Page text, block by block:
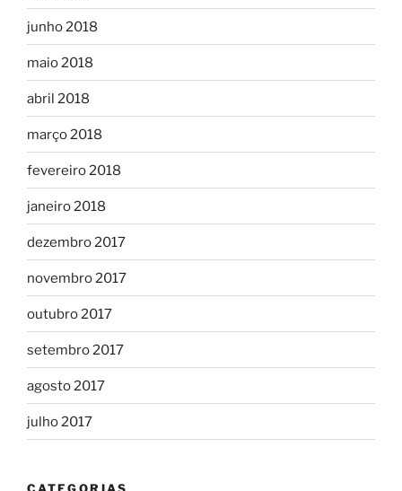
junho 2018
maio 2018
abril 2018
março 2018
fevereiro 2018
janeiro 2018
dezembro 2017
novembro 2017
outubro 2017
setembro 2017
agosto 2017
julho 2017